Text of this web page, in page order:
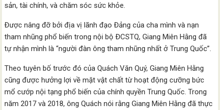
sản, tài chính, và chăm sóc sức khỏe.
Được nâng đỡ bởi địa vị lãnh đạo Đảng của cha mình và nạn
tham nhũng phổ biến trong nội bộ ĐCSTQ, Giang Miên Hằng đã
tự nhận mình là “người đàn ông tham nhũng nhất ở Trung Quốc”.
Theo tuyên bố trước đó của Quách Văn Quý, Giang Miên Hằng
cũng được hưởng lợi về mặt vật chất từ ​​hoạt động cưỡng bức
mổ cướp nội tạng phổ biến của chính quyền Trung Quốc. Trong
năm 2017 và 2018, ông Quách nói rằng Giang Miên Hằng đã thực